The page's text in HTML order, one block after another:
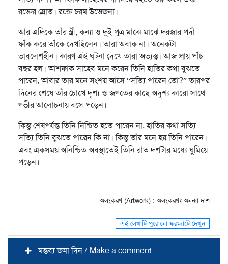
রক্তের স্রোত। রক্তে চরম উত্তেজনা।
আর এদিকে তাঁর স্ত্রী, কন্যা ও দুই পুত্র মাঝে মাঝে দরজার পর্দা
ফাঁক করে তাঁকে দেখছিলেন। তারা অবাক না। অনেকটা
ভাবলেশহীন। কারণ এই ঘটনা দেখে তারা অভ্যস্ত। আজ প্রায় পাঁচ
বছর হল। আশফাক সাহেব মনে করেন তিনি হাতির কথা বুঝতে
পারেন, আবার তার মনে সংশয় আসে “সত্যি পারেন তো?” তারপর
দিনের শেষে তাঁর চোখে দৃশ্য ও জগতের কাছে অদৃশ্য কারো সাথে
গভীর আলোচনায় বসে পড়েন।
কিন্তু শেষপর্যন্ত তিনি নিশ্চিত হতে পারেন না, হাতির কথা সত্যি
সত্যি তিনি বুঝতে পারেন কি না। কিন্তু তাঁর মনে হয় তিনি পারেন।
এবং একসময় অনিশ্চিত অবস্থাতেই তিনি রাত দশটার মধ্যে ঘুমিয়ে
পড়েন।
অলংকরণ (Artwork) : অলংকরণঃ অনন্যা দাশ
এই লেখাটি পুরোনো ফরম্যাটে দেখুন
মন্তব্য জমা দিন / Make a comment